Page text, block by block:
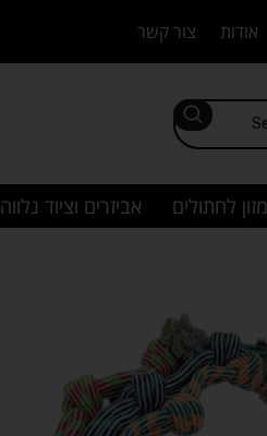
אודות צור קשר
מזון לחתולים אביזרים וציוד נלווה